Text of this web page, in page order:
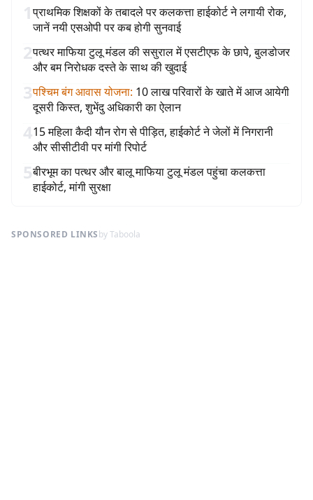
1प्राथमिक शिक्षकों के तबादले पर कलकत्ता हाईकोर्ट ने लगायी रोक,
जानें नयी एसओपी पर कब होगी सुनवाई
2पत्थर माफिया टुलू मंडल की ससुराल में एसटीएफ के छापे, बुलडोजर
और बम निरोधक दस्ते के साथ की खुदाई
3पश्चिम बंग आवास योजना: 10 लाख परिवारों के खाते में आज आयेगी
दूसरी किस्त, शुभेंदु अधिकारी का ऐलान
415 महिला कैदी यौन रोग से पीड़ित, हाईकोर्ट ने जेलों में निगरानी
और सीसीटीवी पर मांगी रिपोर्ट
5बीरभूम का पत्थर और बालू माफिया टुलू मंडल पहुंचा कलकत्ता
हाईकोर्ट, मांगी सुरक्षा
SPONSORED LINKSby Taboola